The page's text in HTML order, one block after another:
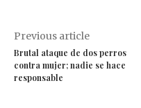
Previous article
Brutal ataque de dos perros
contra mujer; nadie se hace
responsable